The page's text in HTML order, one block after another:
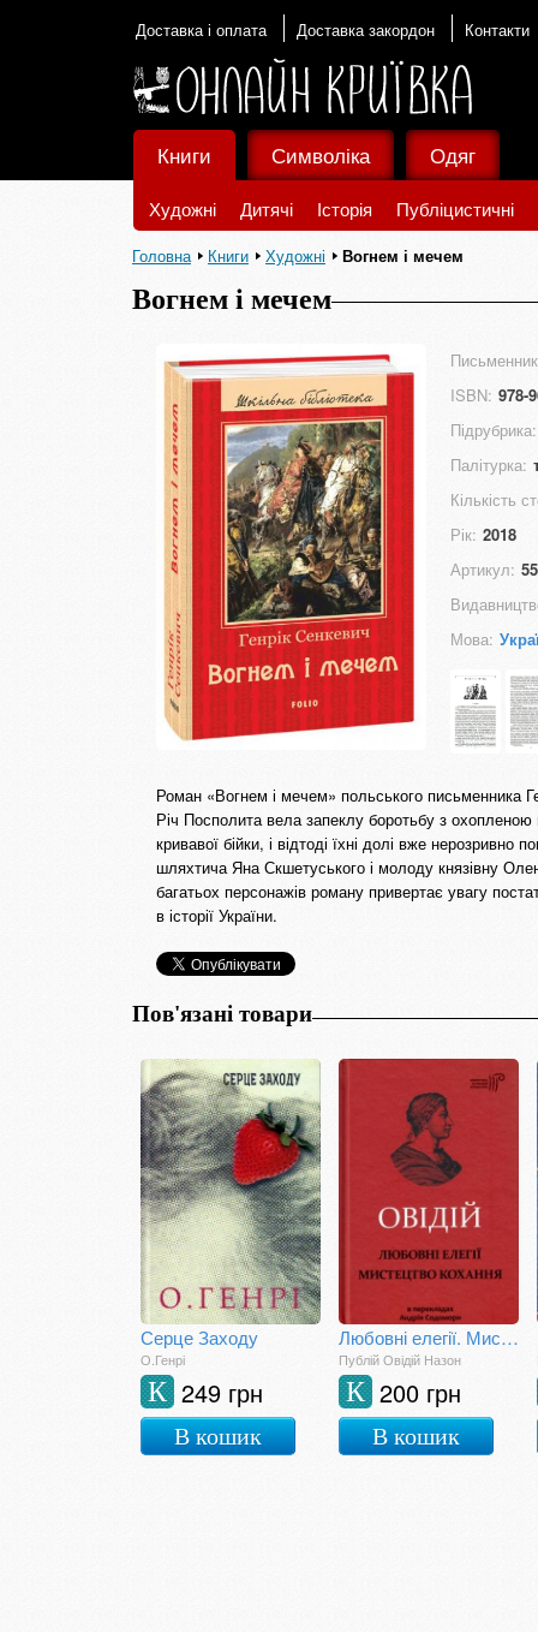
Доставка і оплата Доставка закордон Контакти
Книги
Художні Дитячі Історія Публіцистичні
Символіка Одяг
Головна Книги Художні Вогнем і мечем
Вогнем і мечем
ISBN: 978-
Підрубрика:
Палітурка:
Кількість
Рік: 2018
Артикул:
Мова:
Роман «Вогнем і мечем» польського письменника
Річ Посполита вела запеклу боротьбу з
кривавої бійки, і відтоді їхні долі вже
шляхтича Яна Скшетуського і молоду князівну
багатьох персонажів роману привертає увагу
в історії України.
Пов'язані товари
Серце Заходу
О.Генрі
249 грн
К
В кошик
Любовні елегії. Мистецтво кохання
Публій Овідій Назон
200 грн
К
В кошик